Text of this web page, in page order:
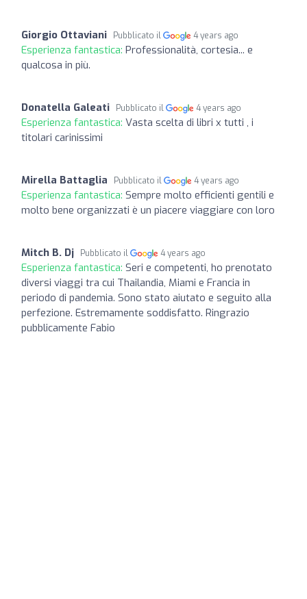
Giorgio Ottaviani Pubblicato il 4 years ago
Esperienza fantastica: Professionalità, cortesia... e
qualcosa in più.
Donatella Galeati Pubblicato il 4 years ago
Esperienza fantastica: Vasta scelta di libri x tutti , i
titolari carinissimi
Mirella Battaglia Pubblicato il 4 years ago
Esperienza fantastica: Sempre molto efficienti gentili e
molto bene organizzati è un piacere viaggiare con loro
Mitch B. Dj Pubblicato il 4 years ago
Esperienza fantastica: Seri e competenti, ho prenotato
diversi viaggi tra cui Thailandia, Miami e Francia in
periodo di pandemia. Sono stato aiutato e seguito alla
perfezione. Estremamente soddisfatto. Ringrazio
pubblicamente Fabio